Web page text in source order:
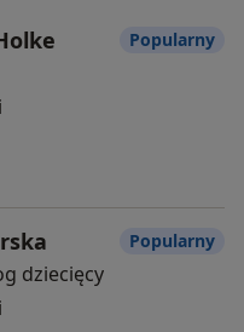
Popularny
dziecięcy
Popularny